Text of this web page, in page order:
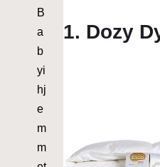
B
a
b
yi
hj
e
m
m
1. Dozy